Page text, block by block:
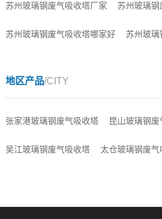
苏州玻璃钢废气吸收塔厂家 苏州玻璃
苏州玻璃钢废气吸收塔哪家好 苏州玻璃
地区产品/CITY
张家港玻璃钢废气吸收塔 昆山玻璃钢
吴江玻璃钢废气吸收塔 太仓玻璃钢废气